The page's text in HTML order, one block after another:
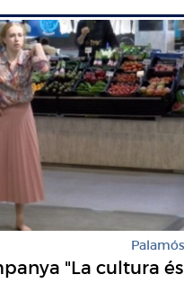
Palamós
"La cultura és